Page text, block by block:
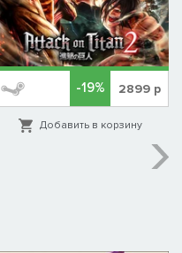
-19% 2899р
Добавить в корзину